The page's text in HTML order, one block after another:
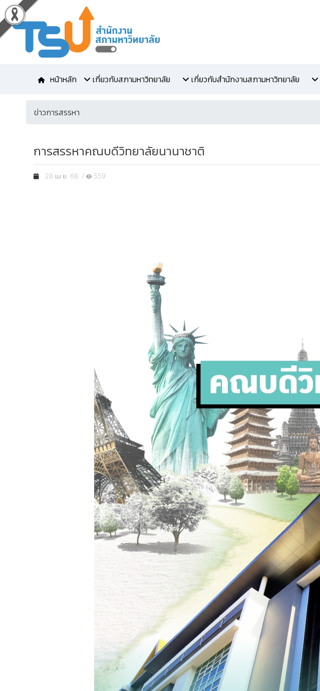
หน้าหลัก เกี่ยวกับสภามหาวิทยาลัย เกี่ยวกับสำนักงานสภามหาวิทยาลัย
ข่าวการสรรหา
การสรรหาคณบดีวิทยาลัยนานาชาติ
28 เม.ย. 68 / 559